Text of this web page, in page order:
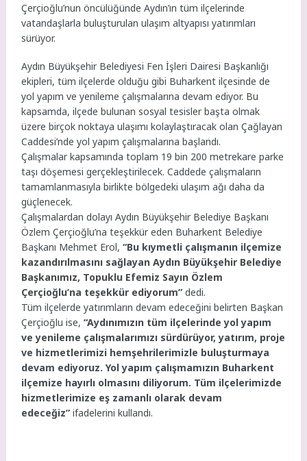
Çerçioğlu’nun öncülüğünde Aydın’ın tüm ilçelerinde
vatandaşlarla buluşturulan ulaşım altyapısı yatırımları
sürüyor.
Aydın Büyükşehir Belediyesi Fen İşleri Dairesi Başkanlığı
ekipleri, tüm ilçelerde olduğu gibi Buharkent ilçesinde de
yol yapım ve yenileme çalışmalarına devam ediyor. Bu
kapsamda, ilçede bulunan sosyal tesisler başta olmak
üzere birçok noktaya ulaşımı kolaylaştıracak olan Çağlayan
Caddesi’nde yol yapım çalışmalarına başlandı.
Çalışmalar kapsamında toplam 19 bin 200 metrekare parke
taşı döşemesi gerçekleştirilecek. Caddede çalışmaların
tamamlanmasıyla birlikte bölgedeki ulaşım ağı daha da
güçlenecek.
Çalışmalardan dolayı Aydın Büyükşehir Belediye Başkanı
Özlem Çerçioğlu’na teşekkür eden Buharkent Belediye
Başkanı Mehmet Erol,“Bu kıymetli çalışmanın ilçemize
kazandırılmasını sağlayan Aydın Büyükşehir Belediye
Başkanımız, Topuklu Efemiz Sayın Özlem
Çerçioğlu’na teşekkür ediyorum” dedi.
Tüm ilçelerde yatırımların devam edeceğini belirten Başkan
Çerçioğlu ise,“Aydınımızın tüm ilçelerinde yol yapım
ve yenileme çalışmalarımızı sürdürüyor, yatırım, proje
ve hizmetlerimizi hemşehrilerimizle buluşturmaya
devam ediyoruz. Yol yapım çalışmamızın Buharkent
ilçemize hayırlı olmasını diliyorum. Tüm ilçelerimizde
hizmetlerimize eş zamanlı olarak devam
edeceğiz”ifadelerini kullandı.